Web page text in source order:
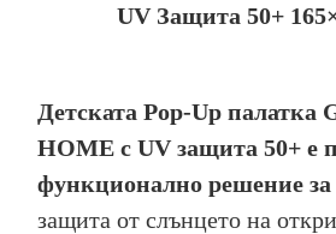
UV Защита 50+
Детската Pop-Up палатка
HOME с UV защита 50+ е
функционално решение за
защита от слънцето на